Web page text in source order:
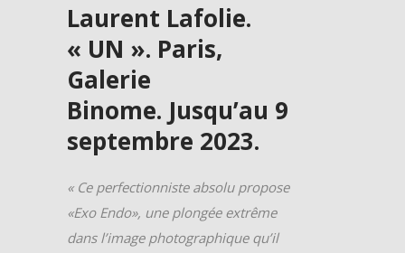
Laurent Lafolie.
« UN ». Paris,
Galerie
Binome. Jusqu’au 9
septembre 2023.
« Ce perfectionniste absolu propose
«Exo Endo», une plongée extrême
dans l’image photographique qu’il